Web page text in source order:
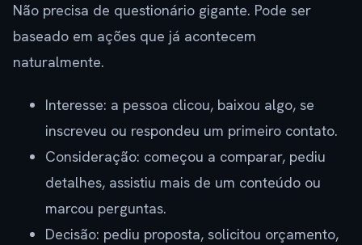
Não precisa de questionário gigante. Pode ser
baseado em ações que já acontecem
naturalmente.
Interesse: a pessoa clicou, baixou algo, se
inscreveu ou respondeu um primeiro contato.
Consideração: começou a comparar, pediu
detalhes, assistiu mais de um conteúdo ou
marcou perguntas.
Decisão: pediu proposta, solicitou orçamento,